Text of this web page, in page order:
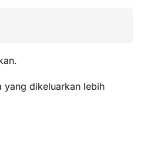
yang dikeluarkan lebih